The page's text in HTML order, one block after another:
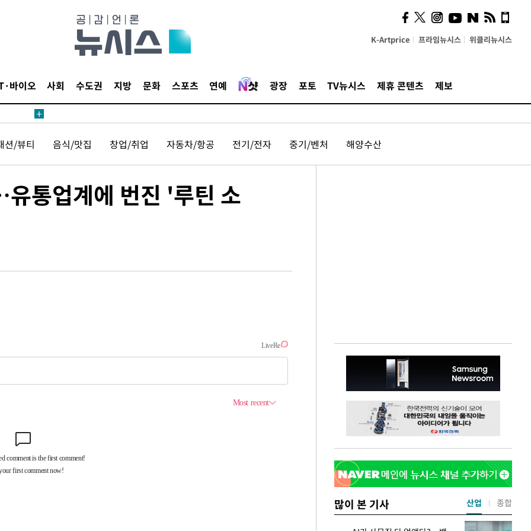
K-Artprice 프라임뉴시스 위클리뉴시스
바이오 사회 수도권 지방 문화 스포츠 연예 광장 포토 TV뉴시스 제휴 콘텐츠 제보
션/뷰티 음식/맛집 창업/취업 자동차/항공 전기/전자 중기/벤처 해양수산
통업계에 번진 '루틴 소
많이 본 기사 산업 종합